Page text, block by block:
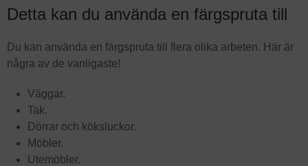
Detta kan du använda en färgspruta till
Du kan använda en färgspruta till flera olika arbeten. Här är
några av de vanligaste!
Väggar.
Tak.
Dörrar och köksluckor.
Möbler.
Utemöbler.